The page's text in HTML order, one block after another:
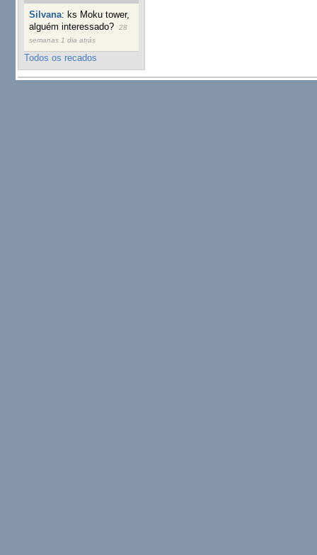
Silvana: ks Moku tower,
alguém interessado?
28
semanas 1 dia atrás
Todos os recados